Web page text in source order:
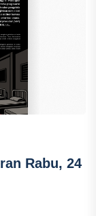
Rabu, 24